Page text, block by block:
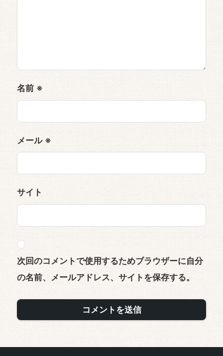
名前 ※
メール ※
サイト
次回のコメントで使用するためブラウザーに自分
の名前、メールアドレス、サイトを保存する。